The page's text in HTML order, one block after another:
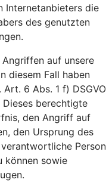
Internetanbieters die
des genutzten
auf unsere
diesem Fall haben
6 Abs. 1 f) DSGVO
Dieses berechtigte
den Angriff auf
den Ursprung des
Person
können sowie